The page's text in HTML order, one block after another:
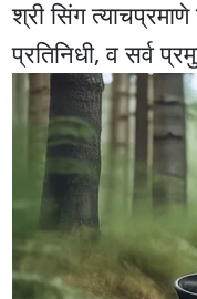
श्री सिंग
प्रतिनिधी, व सर्व